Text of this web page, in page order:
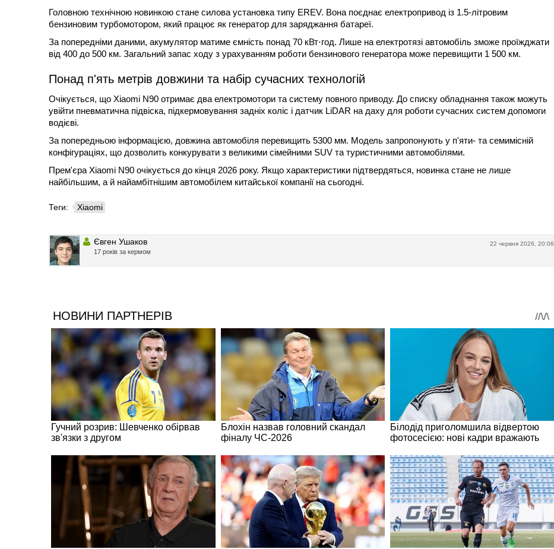
Головною технічною новинкою стане силова установка типу EREV. Вона поєднає електропривод із 1.5-літровим
бензиновим турбомотором, який працює як генератор для заряджання батареї.
За попередніми даними, акумулятор матиме ємність понад 70 кВт⋅год. Лише на електротязі автомобіль зможе проїжджати
від 400 до 500 км. Загальний запас ходу з урахуванням роботи бензинового генератора може перевищити 1 500 км.
Понад п'ять метрів довжини та набір сучасних технологій
Очікується, що Xiaomi N90 отримає два електромотори та систему повного приводу. До списку обладнання також можуть
увійти пневматична підвіска, підкермовування задніх коліс і датчик LiDAR на даху для роботи сучасних систем допомоги
водієві.
За попередньою інформацією, довжина автомобіля перевищить 5300 мм. Модель запропонують у п'яти- та семимісній
конфігураціях, що дозволить конкурувати з великими сімейними SUV та туристичними автомобілями.
Прем'єра Xiaomi N90 очікується до кінця 2026 року. Якщо характеристики підтвердяться, новинка стане не лише
найбільшим, а й найамбітнішим автомобілем китайської компанії на сьогодні.
Теги: Xiaomi
22 червня 2026, 20:06
Євген Ушаков
17 років за кермом